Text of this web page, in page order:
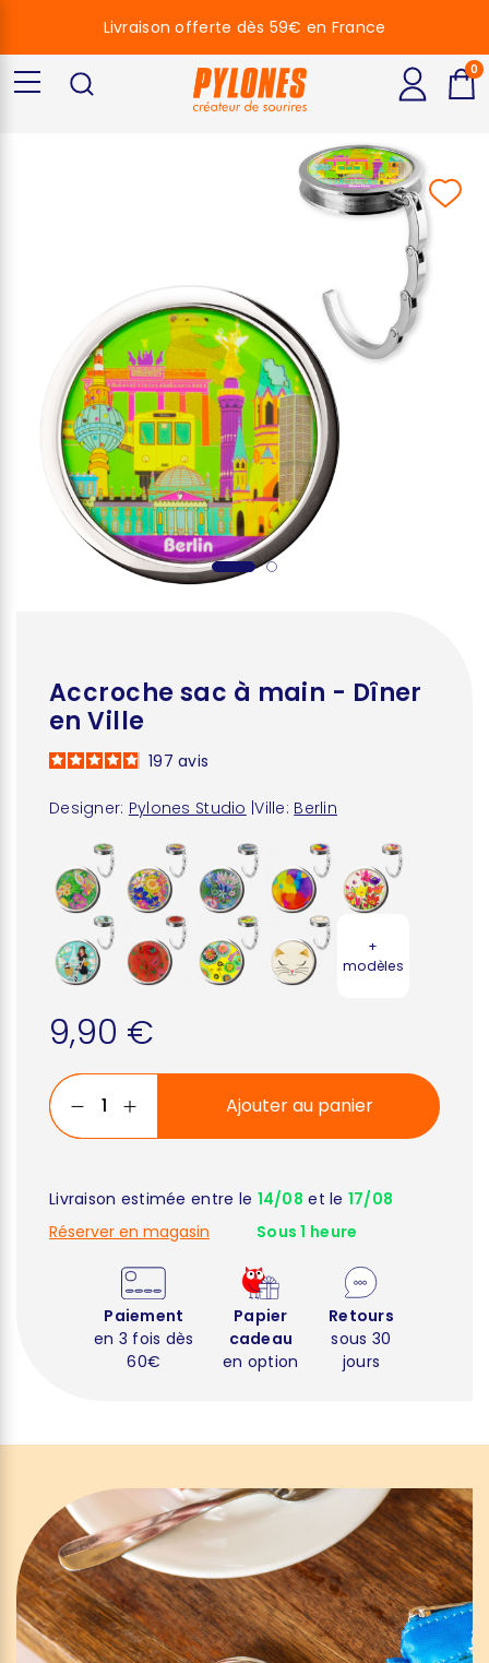
Accroche sac à main - Dîner
en Ville
Designer: Pylones Studio |Ville: Berlin
197avis
+
modèles
9,90 €
Ajouter au panier
Livraison estimée entre le 14/08 et le 17/08
Réserver en magasin
Sous 1 heure
Paiement
en 3 fois dès
60€
Papier
cadeau
en option
Retours
sous 30
jours
Livraison offerte dès 59€ en France
0